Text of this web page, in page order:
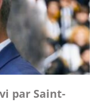
par Saint-